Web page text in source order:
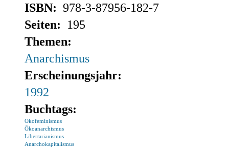
ISBN: 978-3-87956-182-7
Seiten: 195
Themen:
Anarchismus
Erscheinungsjahr:
1992
Buchtags:
Ökofeminismus
Ökoanarchismus
Libertarianismus
Anarchokapitalismus